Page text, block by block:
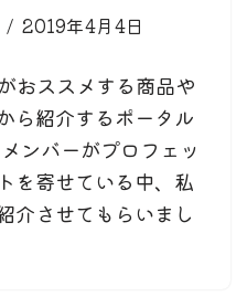
2019年4月4日
おススメする商品や
ら紹介するポータル
ンバーがプロフェッ
を寄せている中、私
介させてもらいまし